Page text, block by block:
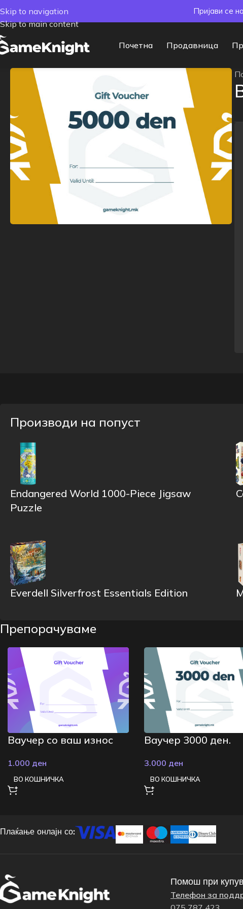
Skip to navigation
Skip to main content
Почетна Продавница
Производи на попуст
Endangered World 1000-Piece Jigsaw
Puzzle
Everdell Silverfrost Essentials Edition
Препорачуваме
Ваучер со ваш износ
1.000 ден
ВО КОШНИЧКА
Ваучер 3000 ден.
3.000 ден
ВО КОШНИЧКА
Плаќање онлајн со:
Помош при
Телефон за
Пријави се